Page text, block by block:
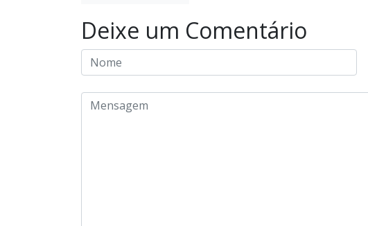
Deixe um Comentário